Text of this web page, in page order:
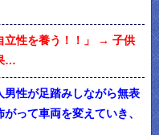
立性を養う！！」 → 子供
…
男性が足踏みしながら無表
って車両を変えていき、